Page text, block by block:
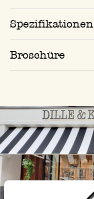
Spezifikationen
Broschüre